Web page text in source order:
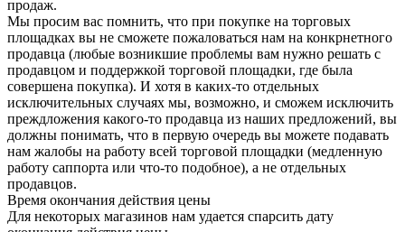
продаж.
Мы просим вас помнить, что при покупке на торговых
площадках вы не сможете пожаловаться нам на конкрнетного
продавца (любые возникшие проблемы вам нужно решать с
продавцом и поддержкой торговой площадки, где была
совершена покупка). И хотя в каких-то отдельных
исключительных случаях мы, возможно, и сможем исключить
преждложения какого-то продавца из наших предложений, вы
должны понимать, что в первую очередь вы можете подавать
нам жалобы на работу всей торговой площадки (медленную
работу саппорта или что-то подобное), а не отдельных
продавцов.
Время окончания действия цены
Для некоторых магазинов нам удается спарсить дату